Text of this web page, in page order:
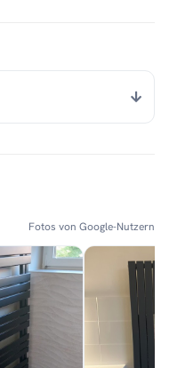
Fotos von Google-Nutzern